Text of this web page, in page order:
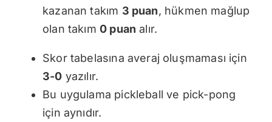
kazanan takım 3 puan, hükmen mağlup
olan takım 0 puan alır.
Skor tabelasına averaj oluşmaması için
3-0 yazılır.
Bu uygulama pickleball ve pick-pong
için aynıdır.